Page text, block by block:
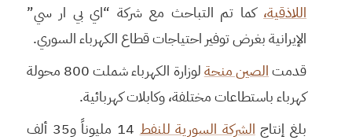
اللاذقية، كما تم التباحث مع شركة “اي بي ار سي”
الإيرانية بغرض توفير احتياجات قطاع الكهرباء السوري.
قدمتالصين منحة
لوزارة الكهرباء شملت 800 محولة
كهرباء باستطاعات مختلفة، وكابلات كهربائية.
بلغ إنتاج الشركة السورية للنفط
14 مليوناً و35 ألف